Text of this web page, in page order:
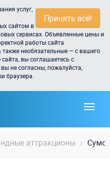
Принять всё!
услуг,
сайтом в
сервисах. Объявленные цены и
работы сайта
необязательные — с вашего
вы соглашаетесь с
не согласны, пожалуйста,
браузера.
аттракционы